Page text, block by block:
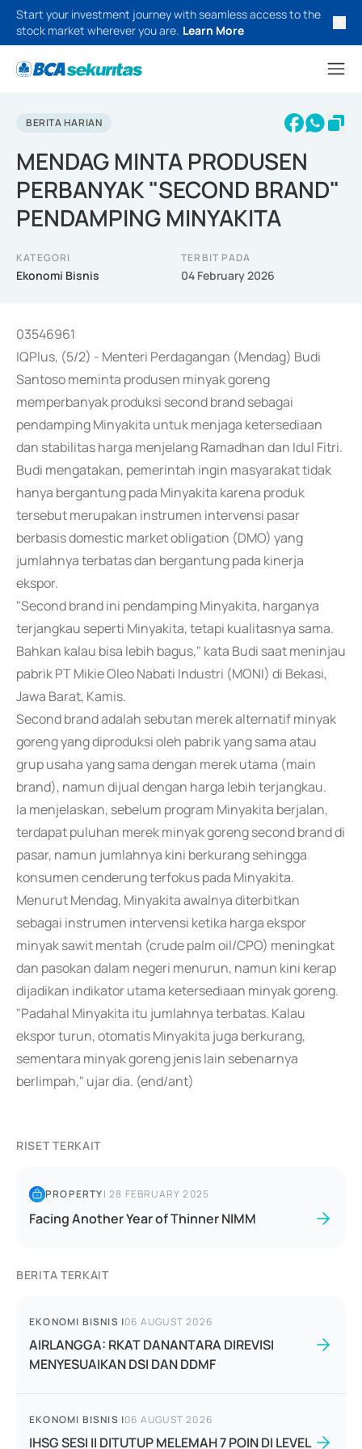
Start your investment journey with seamless access to the
stock market wherever you are. Learn More
BERITA HARIAN
MENDAG MINTA PRODUSEN
PERBANYAK "SECOND BRAND"
PENDAMPING MINYAKITA
KATEGORI
Ekonomi Bisnis
TERBIT PADA
04 February 2026
03546961
IQPlus, (5/2) - Menteri Perdagangan (Mendag) Budi
Santoso meminta produsen minyak goreng
memperbanyak produksi second brand sebagai
pendamping Minyakita untuk menjaga ketersediaan
dan stabilitas harga menjelang Ramadhan dan Idul Fitri.
Budi mengatakan, pemerintah ingin masyarakat tidak
hanya bergantung pada Minyakita karena produk
tersebut merupakan instrumen intervensi pasar
berbasis domestic market obligation (DMO) yang
jumlahnya terbatas dan bergantung pada kinerja
ekspor.
"Second brand ini pendamping Minyakita, harganya
terjangkau seperti Minyakita, tetapi kualitasnya sama.
Bahkan kalau bisa lebih bagus," kata Budi saat meninjau
pabrik PT Mikie Oleo Nabati Industri (MONI) di Bekasi,
Jawa Barat, Kamis.
Second brand adalah sebutan merek alternatif minyak
goreng yang diproduksi oleh pabrik yang sama atau
grup usaha yang sama dengan merek utama (main
brand), namun dijual dengan harga lebih terjangkau.
Ia menjelaskan, sebelum program Minyakita berjalan,
terdapat puluhan merek minyak goreng second brand di
pasar, namun jumlahnya kini berkurang sehingga
konsumen cenderung terfokus pada Minyakita.
Menurut Mendag, Minyakita awalnya diterbitkan
sebagai instrumen intervensi ketika harga ekspor
minyak sawit mentah (crude palm oil/CPO) meningkat
dan pasokan dalam negeri menurun, namun kini kerap
dijadikan indikator utama ketersediaan minyak goreng.
"Padahal Minyakita itu jumlahnya terbatas. Kalau
ekspor turun, otomatis Minyakita juga berkurang,
sementara minyak goreng jenis lain sebenarnya
berlimpah," ujar dia. (end/ant)
RISET TERKAIT
PROPERTY|28 FEBRUARY 2025
Facing Another Year of Thinner NIMM
BERITA TERKAIT
EKONOMI BISNIS |06 AUGUST 2026
AIRLANGGA: RKAT DANANTARA DIREVISI
MENYESUAIKAN DSI DAN DDMF
EKONOMI BISNIS |06 AUGUST 2026
IHSG SESI II DITUTUP MELEMAH 7 POIN DI LEVEL